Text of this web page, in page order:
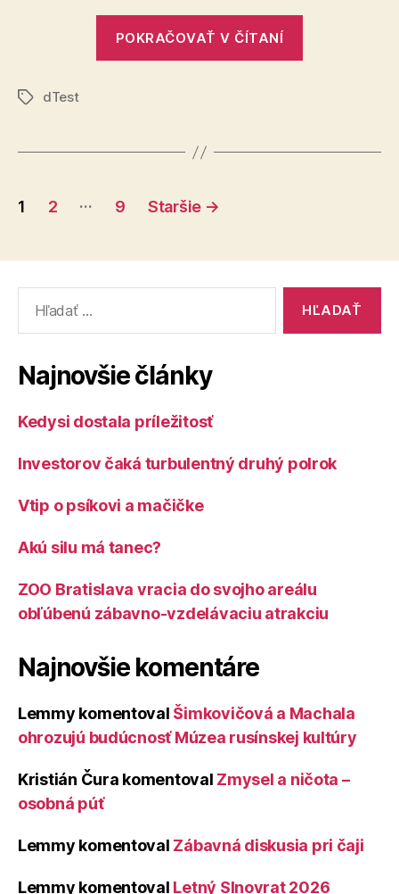
POKRAČOVAŤ V ČÍTANÍ
Značky
dTest
Stránkovanie
1 2 … 9 Staršie →
Najnovšie články
Kedysi dostala príležitosť
Investorov čaká turbulentný druhý polrok
Vtip o psíkovi a mačičke
Akú silu má tanec?
ZOO Bratislava vracia do svojho areálu
obľúbenú zábavno-vzdelávaciu atrakciu
Najnovšie komentáre
Lemmy komentoval Šimkovičová a Machala
ohrozujú budúcnosť Múzea rusínskej kultúry
Kristián Čura komentoval Zmysel a ničota –
osobná púť
Lemmy komentoval Zábavná diskusia pri čaji
Lemmy komentoval Letný Slnovrat 2026